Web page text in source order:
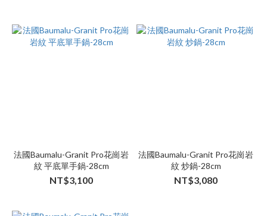
法國Baumalu-Granit Pro花崗岩
紋 平底單手鍋-28cm
NT$3,100
法國Baumalu-Granit Pro花崗岩
紋 炒鍋-28cm
NT$3,080